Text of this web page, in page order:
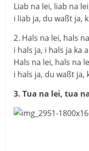
Liab na lei, liab na
i liab ja, du waßt ja,
2. Hals na lei, hals
i hals ja, i hals ja ka
Hals na lei, hals na
i hals ja, du waßt ja,
3. Tua na lei, tua